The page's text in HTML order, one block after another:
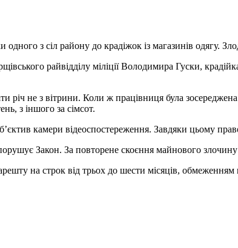
з сіл району до крадіжок із магазинів одягу.
райвідділу міліції Володимира Гуски,
річ не з вітрини. Коли ж працівниця була
з іншого за сімсот.
камери відеоспостереження. Завдяки цьому
Закон. За повторене скоєння майнового
на строк від трьох до шести місяців,